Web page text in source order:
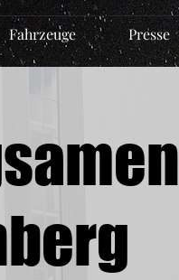
Fahrzeuge Presse